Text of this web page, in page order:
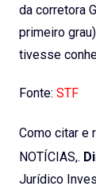
da corretora
primeiro
tivesse
Fonte: STF
Como citar e
NOTÍCIAS,.
Jurídico